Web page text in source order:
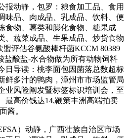
报动静，包罗：粮食加工品、食用
味品、肉成品、乳成品、饮料、便
食物、薯类和膨化食物、糖果成
、蔬菜成品、生果成品、炒货食物
盟评估谷氨酸棒杆菌KCCM 80389
盐酸盐-水合物做为所有动物饲料
日导读：桃李面包因菌落总数超标
鲜多汁的鸭肉，漳州市市场监管局
业风险阐发暨标签标识培训会，至
最高价钱达14,鞭策丰洲高端拍卖
酱。
）动静，广西壮族自治区市场